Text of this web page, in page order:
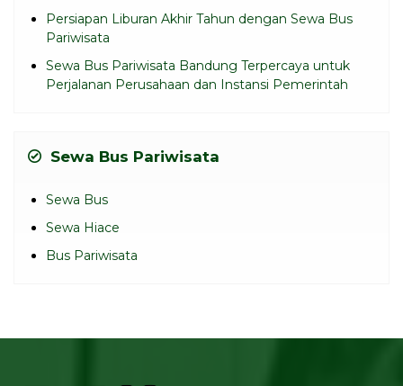
Persiapan Liburan Akhir Tahun dengan Sewa Bus
Pariwisata
Sewa Bus Pariwisata Bandung Terpercaya untuk
Perjalanan Perusahaan dan Instansi Pemerintah
Sewa Bus Pariwisata
Sewa Bus
Sewa Hiace
Bus Pariwisata